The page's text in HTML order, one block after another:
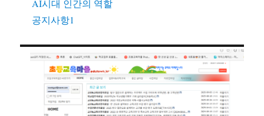
AI시대 인간의 역할
공지사항1